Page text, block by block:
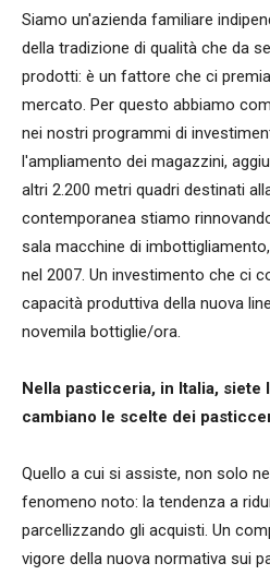
Siamo un'azienda familiare
della tradizione di qualità che da
prodotti: è un fattore che ci
mercato. Per questo abbiamo
nei nostri programmi di
l'ampliamento dei magazzini,
altri 2.200 metri quadri destinati
contemporanea stiamo
sala macchine di
nel 2007. Un investimento che ci
capacità produttiva della nuova
novemila bottiglie/ora.
Nella pasticceria, in Italia,
cambiano le scelte dei
Quello a cui si assiste, non solo
fenomeno noto: la tendenza a
parcellizzando gli acquisti. Un
vigore della nuova normativa sui